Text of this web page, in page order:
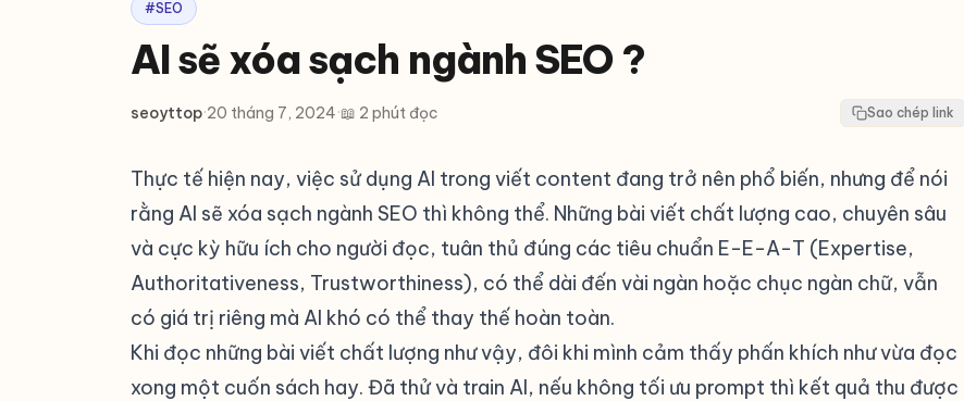
#SEO
AI sẽ xóa sạch ngành SEO ?
seoyttop·20 tháng 7, 2024·📖 2 phút đọc Sao chép link
Thực tế hiện nay, việc sử dụng AI trong viết content đang trở nên phổ biến, nhưng để nói
rằng AI sẽ xóa sạch ngành SEO thì không thể. Những bài viết chất lượng cao, chuyên sâu
và cực kỳ hữu ích cho người đọc, tuân thủ đúng các tiêu chuẩn E-E-A-T (Expertise,
Authoritativeness, Trustworthiness), có thể dài đến vài ngàn hoặc chục ngàn chữ, vẫn
có giá trị riêng mà AI khó có thể thay thế hoàn toàn.
Khi đọc những bài viết chất lượng như vậy, đôi khi mình cảm thấy phấn khích như vừa đọc
xong một cuốn sách hay. Đã thử và train AI, nếu không tối ưu prompt thì kết quả thu được